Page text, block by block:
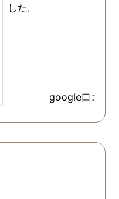
した。
google口コミ